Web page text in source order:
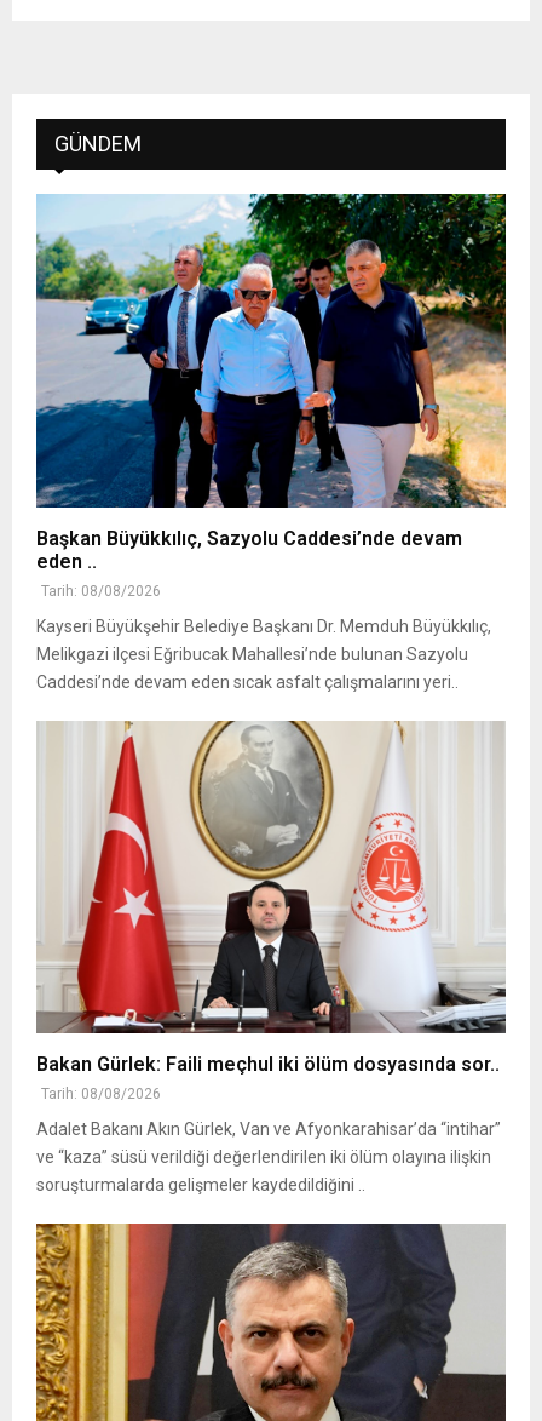
GÜNDEM
Başkan Büyükkılıç, Sazyolu Caddesi’nde devam
eden ..
Tarih: 08/08/2026
Kayseri Büyükşehir Belediye Başkanı Dr. Memduh Büyükkılıç,
Melikgazi ilçesi Eğribucak Mahallesi’nde bulunan Sazyolu
Caddesi’nde devam eden sıcak asfalt çalışmalarını yeri..
Bakan Gürlek: Faili meçhul iki ölüm dosyasında sor..
Tarih: 08/08/2026
Adalet Bakanı Akın Gürlek, Van ve Afyonkarahisar’da “intihar”
ve “kaza” süsü verildiği değerlendirilen iki ölüm olayına ilişkin
soruşturmalarda gelişmeler kaydedildiğini ..